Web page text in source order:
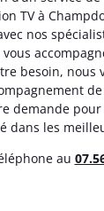
TV à
nos
besoin, nous
demande
dans les
au